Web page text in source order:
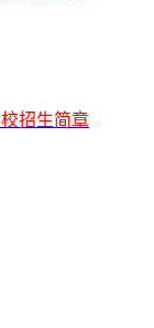
招生简章